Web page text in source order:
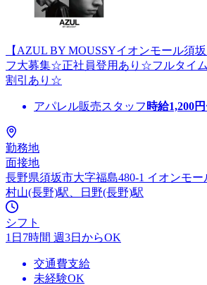
【AZUL BY MOUSSYイオンモール須
フ大募集☆正社員登用あり☆フルタイ
割引あり☆
アパレル販売スタッフ 時給1,200
勤務地
面接地
長野県須坂市大字福島480-1 イオンモー
村山(長野)駅、日野(長野)駅
シフト
1日7時間 週3日からOK
交通費支給
未経験OK